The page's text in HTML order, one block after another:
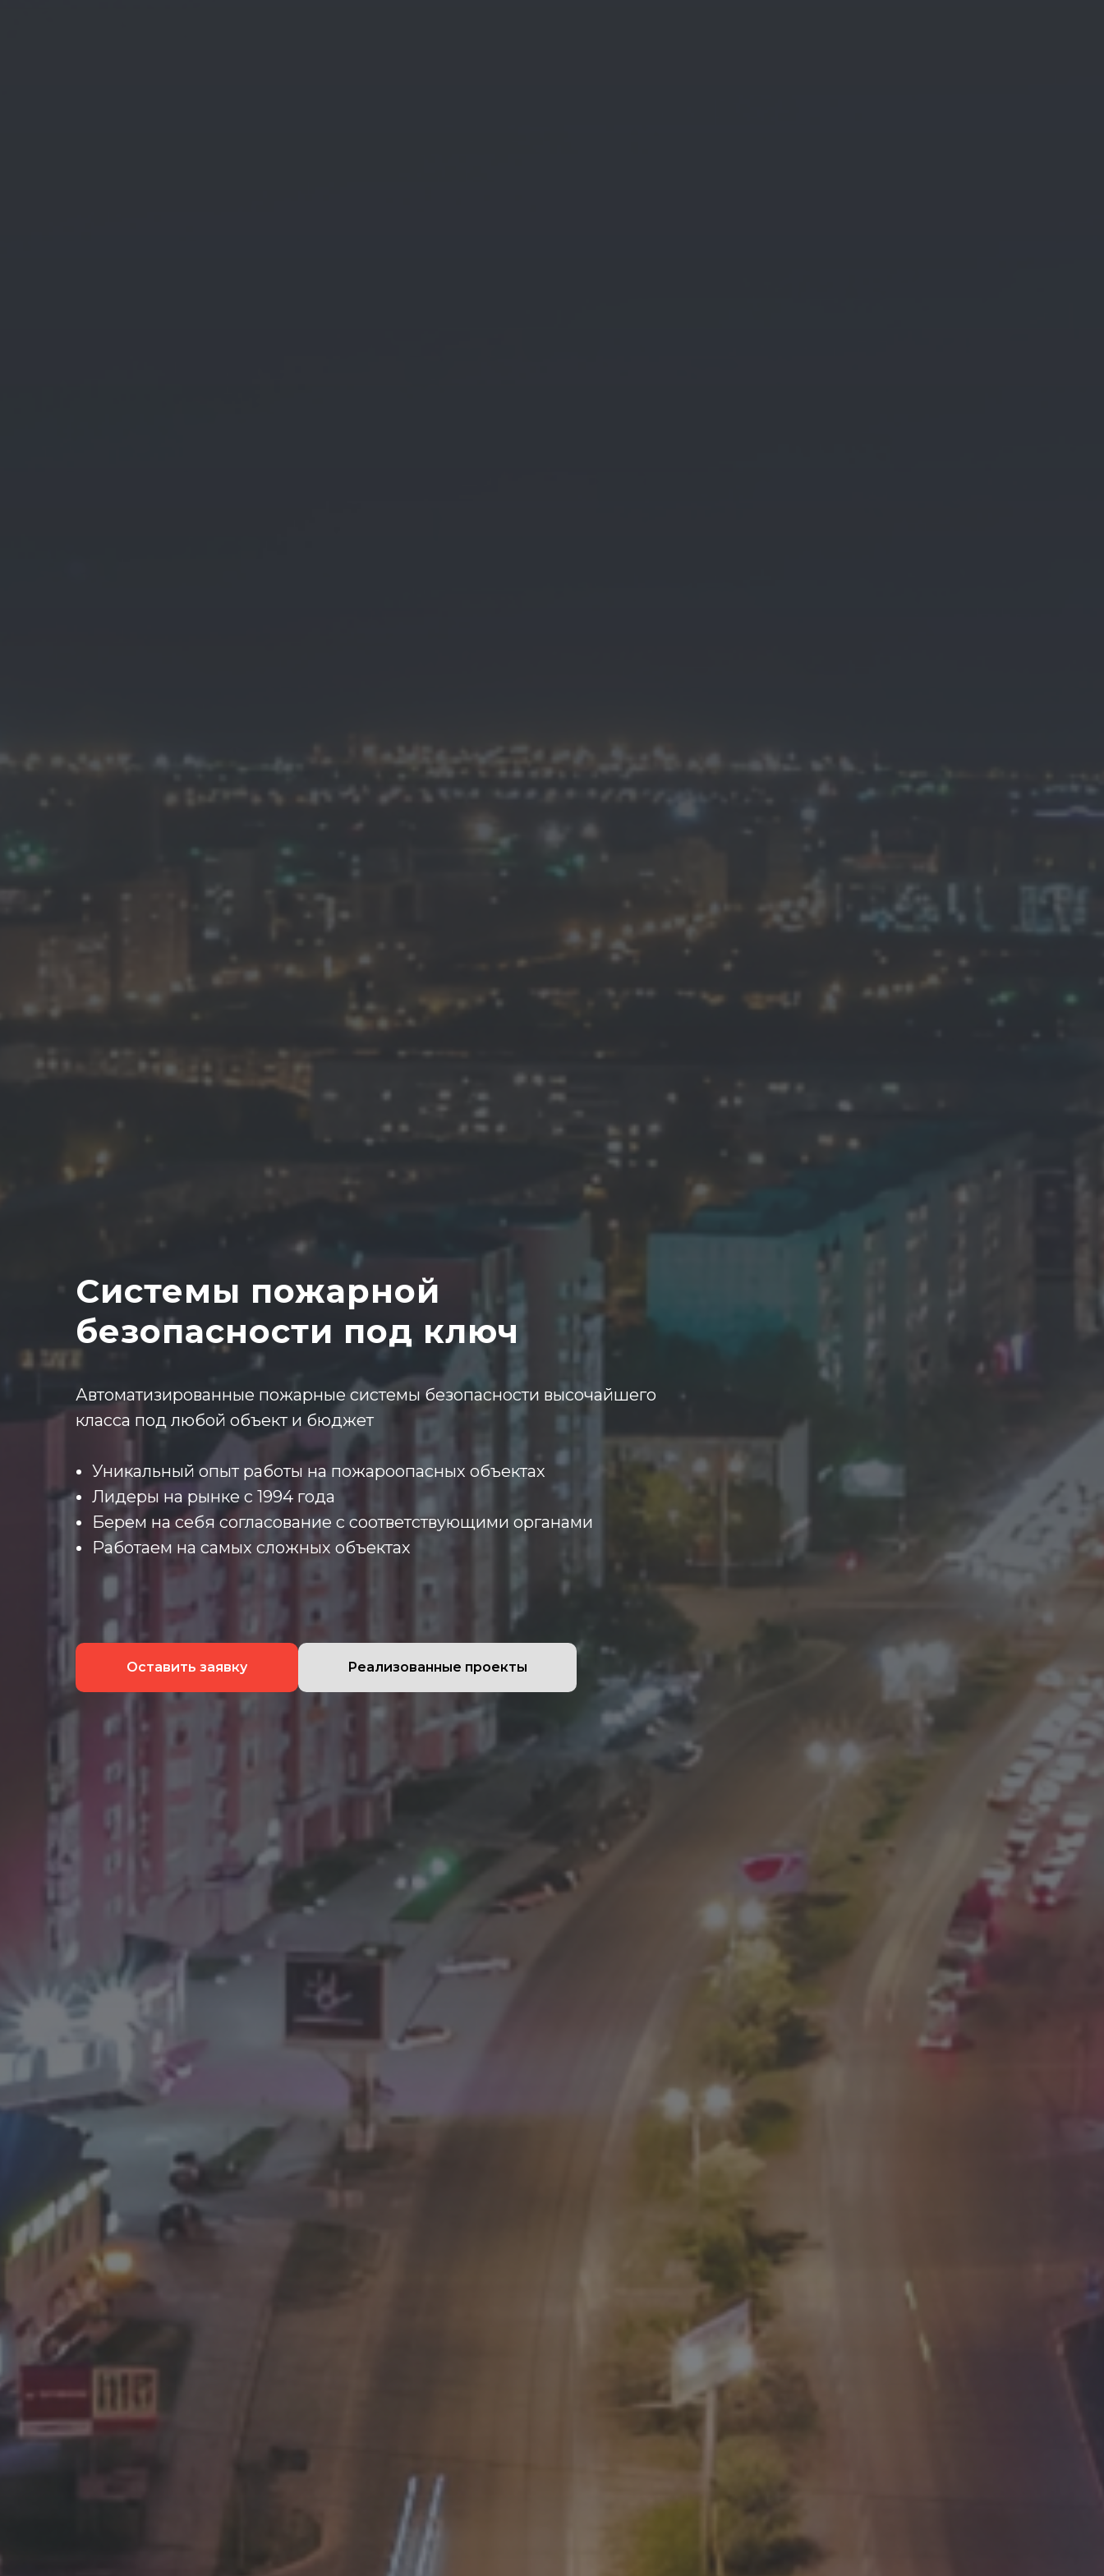
Системы пожарной
безопасности под ключ
Автоматизированные пожарные системы безопасности высочайшего
класса под любой объект и бюджет
Уникальный опыт работы на пожароопасных объектах
Лидеры на рынке с 1994 года
Берем на себя согласование с соответствующими органами
Работаем на самых сложных объектах
Оставить заявку Реализованные проекты